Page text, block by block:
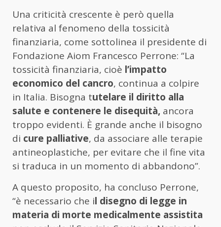
Una criticità crescente è però quella
relativa al fenomeno della tossicità
finanziaria, come sottolinea il presidente di
Fondazione Aiom Francesco Perrone: “La
tossicità finanziaria, cioè l’impatto
economico del cancro, continua a colpire
in Italia. Bisogna tutelare il diritto alla
salute e contenere le disequità, ancora
troppo evidenti. È grande anche il bisogno
di cure palliative, da associare alle terapie
antineoplastiche, per evitare che il fine vita
si traduca in un momento di abbandono”.
A questo proposito, ha concluso Perrone,
“è necessario che il disegno di legge in
materia di morte medicalmente assistita